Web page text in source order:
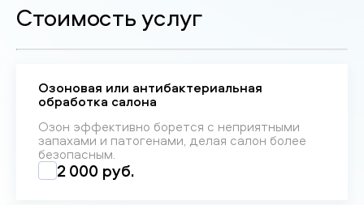
Стоимость услуг
Озоновая или антибактериальная
обработка салона
Озон эффективно борется с неприятными
запахами и патогенами, делая салон более
безопасным.
2 000 руб.